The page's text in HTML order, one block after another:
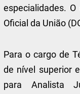
especialidades.
Oficial da União
Para o cargo de
de nível superior
para Analista